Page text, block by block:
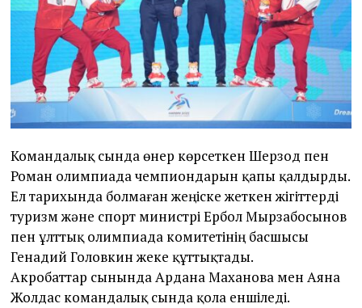
Командалық сында өнер көрсеткен Шерзод пен
Роман олимпиада чемпиондарын қапы қалдырды.
Ел тарихында болмаған жеңіске жеткен жігіттерді
туризм және спорт министрі Ербол Мырзабосынов
пен ұлттық олимпиада комитетінің басшысы
Генадий Головкин жеке құттықтады.
Акробаттар сынында Ардана Маханова мен Аяна
Жолдас командалық сында қола еншіледі.